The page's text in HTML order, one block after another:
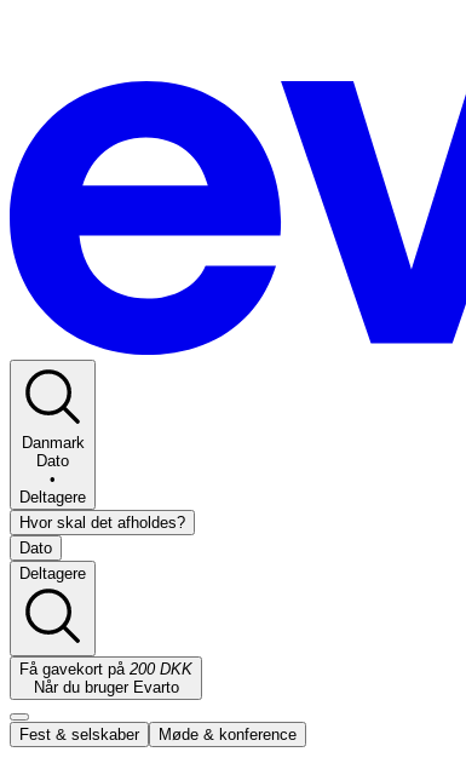
Danmark
Dato
•
Deltagere
Hvor skal det afholdes?
Dato
Deltagere
Få gavekort på 200 DKK
Når du bruger Evarto
Fest & selskaber Møde & konference